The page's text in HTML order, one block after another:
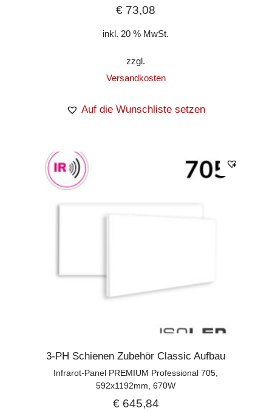
€ 73,08
inkl. 20 % MwSt.
zzgl.
Versandkosten
Auf die Wunschliste setzen
3-PH Schienen Zubehör Classic Aufbau
Infrarot-Panel PREMIUM Professional 705,
592x1192mm, 670W
€645,84